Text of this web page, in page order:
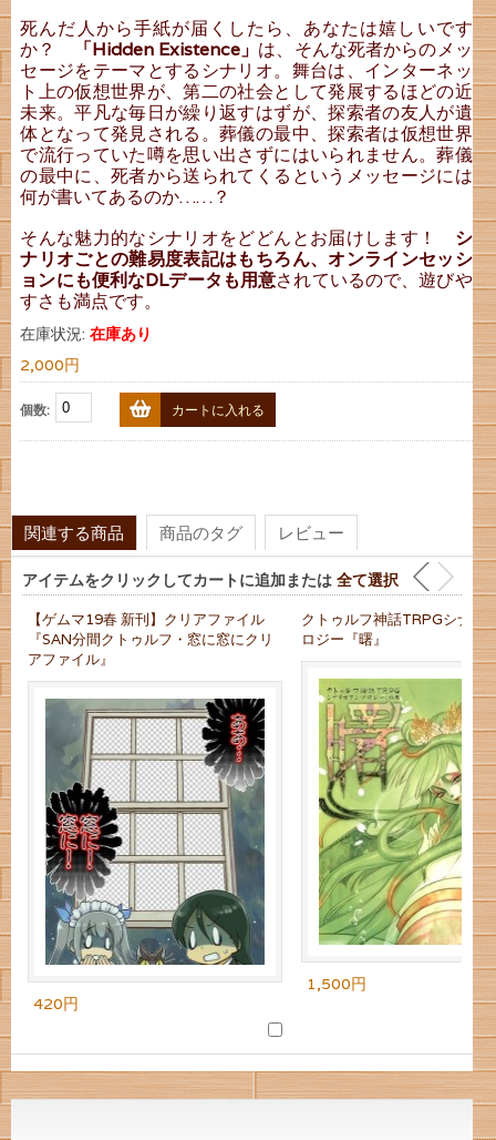
死んだ人から手紙が届くしたら、あなたは嬉しいです
か？
「Hidden Existence」 は、そんな死者からのメッ
セージをテーマとするシナリオ。舞台は、インターネッ
ト上の仮想世界が、第二の社会として発展するほどの近
未来。平凡な毎日が繰り返すはずが、探索者の友人が遺
体となって発見される。葬儀の最中、探索者は仮想世界
で流行っていた噂を思い出さずにはいられません。葬儀
の最中に、死者から送られてくるというメッセージには
何が書いてあるのか……？
そんな魅力的なシナリオをどどんとお届けします！ シ
ナリオごとの難易度表記はもちろん、オンラインセッシ
ョンにも便利なDLデータも用意されているので、遊びや
すさも満点です。
在庫状況:在庫あり
2,000円
個数: カートに入れる
関連する商品 商品のタグ レビュー
アイテムをクリックしてカートに追加または 全て選択
【ゲムマ19春 新刊】クリアファイル
『SAN分間クトゥルフ・窓に窓にクリ
アファイル』
420円
クトゥルフ神話TRPGシナリ
ロジー『曙』
1,500円